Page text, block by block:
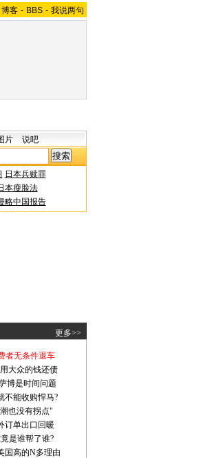
博客 - BBS - 我说两句
片 说吧
日本兵赎罪
本瘦脸法
略中国报告
更多>>
者无条件退车
大众的钱还债
博是时间问题
不能收购悍马?
也没有拐点"
订单出口回暖
是谁帮了谁?
国高的N多理由